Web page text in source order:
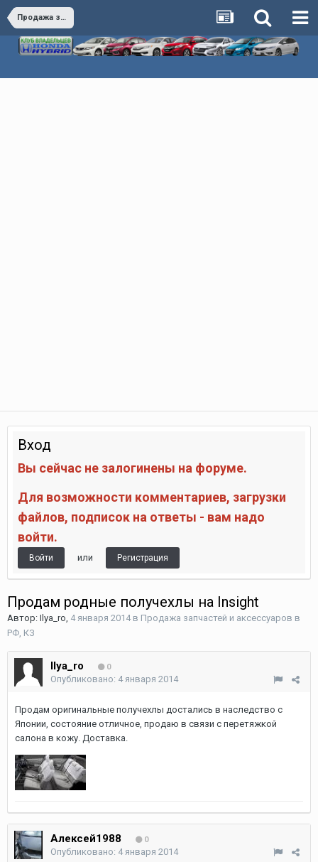
Продажа запчастей и аксессуаров в РФ, КЗ
Вход
Вы сейчас не залогинены на форуме.
Для возможности комментариев, загрузки
файлов, подписок на ответы - вам надо
войти.
Войти или Регистрация
Продам родные получехлы на Insight
Автор: Ilya_ro, 4 января 2014в Продажа запчастей и аксессуаров в
РФ, КЗ
Ilya_ro 0
Опубликовано: 4 января 2014
Продам оригинальные получехлы достались в наследство с
Японии, состояние отличное, продаю в связи с перетяжкой
салона в кожу. Доставка.
Алексей1988 0
Опубликовано: 4 января 2014